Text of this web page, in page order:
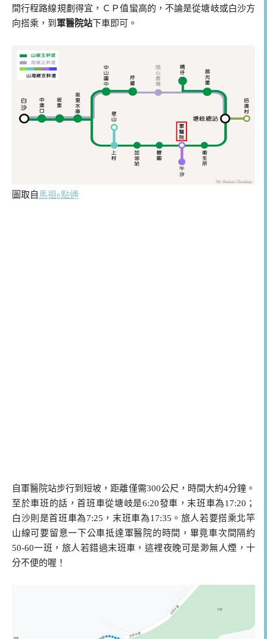
間行程路線規劃得宜，ＣＰ值蠻高的，不論是從塘岐或白沙方
向搭乘，到 軍醫院站下車即可。
圖取自 馬祖e點通
自軍醫院站步行到短坡，距離僅需300公尺，時間大約4分鐘。
至於車班的話，首班車從塘岐是6:20發車，末班車為17:20；
白沙則是首班車為7:25，末班車為17:35。旅人若要搭乘北竿
山線可要留意一下公車抵達軍醫院的時間，畢竟車次間隔約
50-60一班，旅人若錯過末班車，這裡夜晚可是渺無人煙，十
分不便的喔！